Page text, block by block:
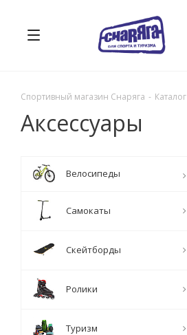
Спортивный магазин Снаряга - Каталог
Аксессуары
Велосипеды
Самокаты
Скейтборды
Ролики
Туризм